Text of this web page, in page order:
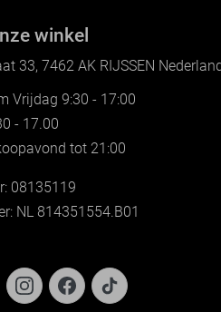
winkel
33, 7462 AK RIJSSEN
Vrijdag 9:30 - 17:00
- 17.00
tot 21:00
08135119
NL 814351554.B01